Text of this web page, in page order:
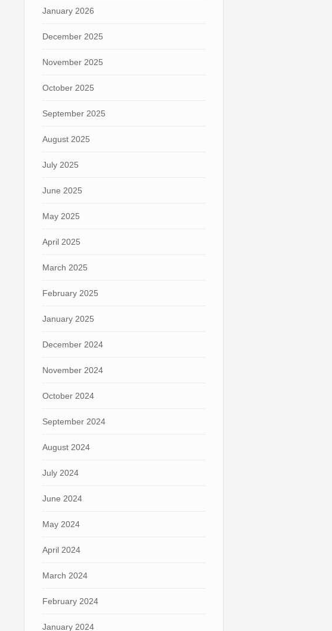
January 2026
December 2025
November 2025
October 2025
September 2025
August 2025
July 2025
June 2025
May 2025
April 2025
March 2025
February 2025
January 2025
December 2024
November 2024
October 2024
September 2024
August 2024
July 2024
June 2024
May 2024
April 2024
March 2024
February 2024
January 2024